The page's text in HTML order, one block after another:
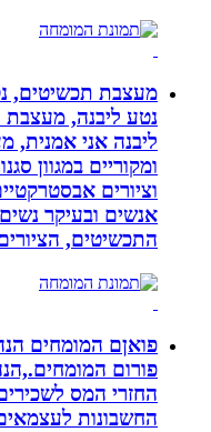
מעצבת תכשיטים, נטע
נטע ליבנה, מעצבת
ליבנה אני אמנית,
ומקוריים במגוון
וציורים אבסטרקטיים,
אנשים ובעיקר נשים.
התכשיטים, הציורים
פואןם המומחים הנהלת
פורום המומחים.,הנהלת
החזרי המס לשכירים
החשבונות לעצמאים.